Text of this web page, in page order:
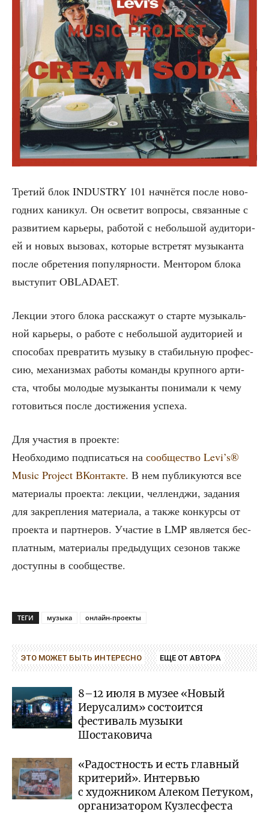
Тре­тий блок INDUSTRY 101 нач­нёт­ся после ново­
год­них кани­кул. Он осве­тит вопро­сы, свя­зан­ные с
раз­ви­ти­ем карье­ры, рабо­той с неболь­шой ауди­то­ри­
ей и новых вызо­вах, кото­рые встре­тят музы­кан­та
после обре­те­ния попу­ляр­но­сти. Мен­то­ром бло­ка
высту­пит OBLADAET.
Лек­ции это­го бло­ка рас­ска­жут о стар­те музы­каль­
ной карье­ры, о рабо­те с неболь­шой ауди­то­ри­ей и
спо­со­бах пре­вра­тить музы­ку в ста­биль­ную про­фес­
сию, меха­низ­мах рабо­ты коман­ды круп­но­го арти­
ста, что­бы моло­дые музы­кан­ты пони­ма­ли к чему
гото­вить­ся после дости­же­ния успеха.
Для уча­стия в проекте:
Необ­хо­ди­мо под­пи­сать­ся на сооб­ще­ство Levi’s®
Music Project ВКон­так­те. В нем пуб­ли­ку­ют­ся все
мате­ри­а­лы про­ек­та: лек­ции, чел­лен­джи, зада­ния
для закреп­ле­ния мате­ри­а­ла, а так­же кон­кур­сы от
про­ек­та и парт­не­ров. Уча­стие в LMP явля­ет­ся бес­
плат­ным, мате­ри­а­лы преды­ду­щих сезо­нов так­же
доступ­ны в сообществе.
ТЕГИ музыка онлайн-проекты
ЭТО МОЖЕТ БЫТЬ ИНТЕРЕСНО ЕЩЕ ОТ АВТОРА
8–12 июля в музее «Новый
Иерусалим» состоится
фестиваль музыки
Шостаковича
«Радостность и есть главный
критерий». Интервью
с художником Алеком Петуком,
организатором Кузлесфеста